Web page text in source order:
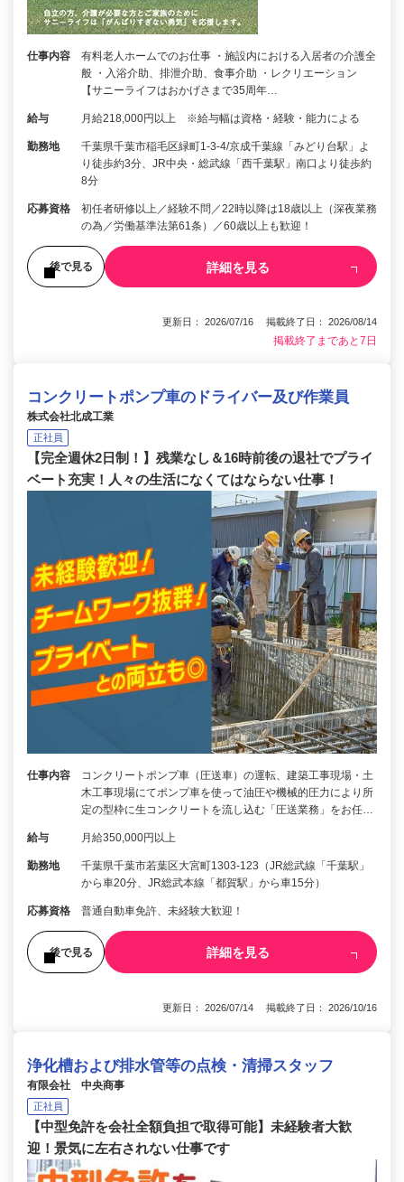
仕事内容
有料老人ホームでのお仕事 ・施設内における入居者の介護全
般 ・入浴介助、排泄介助、食事介助 ・レクリエーション
【サニーライフはおかげさまで35周年…
給与 月給218,000円以上 ※給与幅は資格・経験・能力による
勤務地
千葉県千葉市稲毛区緑町1-3-4/京成千葉線「みどり台駅」よ
り徒歩約3分、JR中央・総武線「西千葉駅」南口より徒歩約
8分
応募資格
初任者研修以上／経験不問／22時以降は18歳以上（深夜業務
の為／労働基準法第61条）／60歳以上も歓迎！
後で見る 詳細を見る
更新日： 2026/07/16 掲載終了日： 2026/08/14
掲載終了まであと7日
コンクリートポンプ車のドライバー及び作業員
株式会社北成工業
正社員
【完全週休2日制！】残業なし＆16時前後の退社でプライ
ベート充実！人々の生活になくてはならない仕事！
仕事内容
コンクリートポンプ車（圧送車）の運転、建築工事現場・土
木工事現場にてポンプ車を使って油圧や機械的圧力により所
定の型枠に生コンクリートを流し込む「圧送業務」をお任…
給与 月給350,000円以上
勤務地
千葉県千葉市若葉区大宮町1303-123（JR総武線「千葉駅」
から車20分、JR総武本線「都賀駅」から車15分）
応募資格 普通自動車免許、未経験大歓迎！
後で見る 詳細を見る
更新日： 2026/07/14 掲載終了日： 2026/10/16
浄化槽および排水管等の点検・清掃スタッフ
有限会社 中央商事
正社員
【中型免許を会社全額負担で取得可能】未経験者大歓
迎！景気に左右されない仕事です